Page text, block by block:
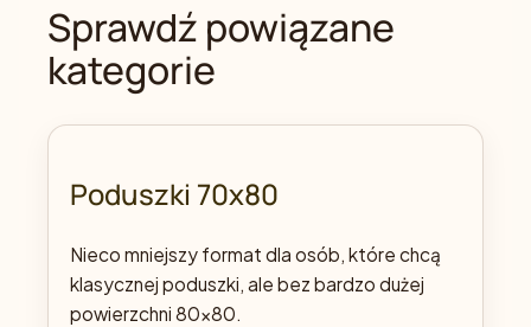
Sprawdź powiązane
kategorie
Poduszki 70x80
Nieco mniejszy format dla osób, które chcą
klasycznej poduszki, ale bez bardzo dużej
powierzchni 80x80.